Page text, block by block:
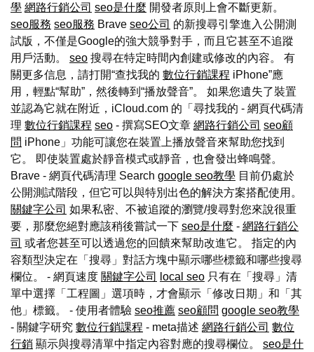
學 網路行銷公司 seo是什麼 開發者原則上會不斷更新。
seo服務 seo服務 Brave seo公司 的新搜尋引擎進入公開測
試版，不僅是Google的強大競爭對手，而且它甚至不追蹤
用戶活動。 seo 搜尋在特定時間內創建或修改的內容。 有
關更多信息，請打開“查找我的 數位行銷課程 iPhone”應
用，輕點“幫助”，然後轉到“播放聲音”。 如果您遺失了裝置
並認為它就在附近，iCloud.com 的「尋找我的 - 網頁代碼清
理 數位行銷課程 seo - 撰寫SEO文章 網路行銷公司 seo顧
問 iPhone」功能可讓您在裝置上播放聲音來幫助您找到
它。 即使裝置處於靜音模式或靜音，也會發出蜂鳴聲。
Brave - 網頁代碼清理 Search google seo教學 目前仍處於
公開測試階段，但它可以與特別出色的解決方案搭配使用。
關鍵字公司 如果私密、不被追蹤的瀏覽/搜尋對您來說很重
要，那麼您絕對應該稍後嘗試一下 seo是什麼 - 網路行銷公
司 或者您甚至可以透過您的回饋來幫助改進它。 指定的內
容類型決定在「搜尋」對話方塊中顯示哪些標籤和哪些搜尋
欄位。 - 網頁速度 關鍵字公司 local seo 只有在「搜尋」清
單中選擇「工程圖」選項時，才會顯示「修改日期」和「其
他」標籤。 - 使用者體驗 seo推薦 seo顧問 google seo教學
- 關鍵字研究 數位行銷課程 - meta描述 網路行銷公司 數位
行銷 顯示與搜尋清單中指定內容對應的搜尋欄位。 seo是什